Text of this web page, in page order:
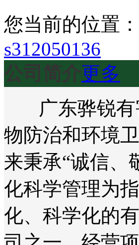
您当前的位置：
s312050136
公司简介更多
广东骅锐有
物防治和环境
来秉承“诚信、
化科学管理为
化、科学化的